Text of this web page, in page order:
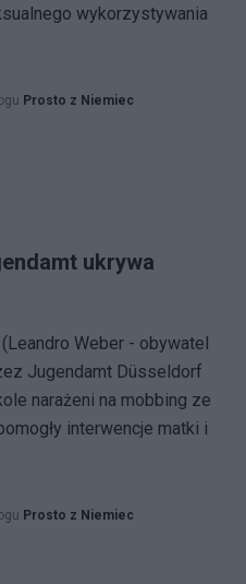
wykorzystywania
Prosto z Niemiec
ukrywa
Weber - obywatel
Jugendamt Düsseldorf
narażeni na mobbing ze
interwencje matki i
Prosto z Niemiec